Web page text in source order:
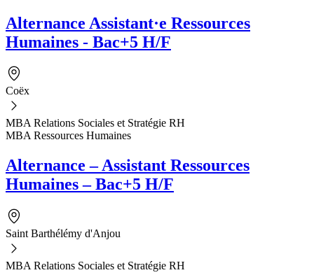
Alternance Assistant·e Ressources
Humaines - Bac+5 H/F
Coëx
MBA Relations Sociales et Stratégie RH
MBA Ressources Humaines
Alternance – Assistant Ressources
Humaines – Bac+5 H/F
Saint Barthélémy d'Anjou
MBA Relations Sociales et Stratégie RH